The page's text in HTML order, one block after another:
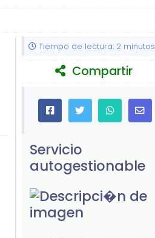
Tiempo de lectura: 2 minutos
Compartir
Servicio
autogestionable